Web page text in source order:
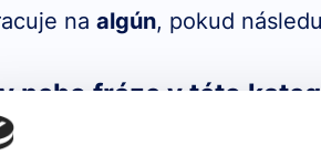
naalgún, pokud
nebo fráze v této